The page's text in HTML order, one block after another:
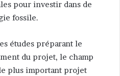
pour investir dans de
fossile.
études préparant le
du projet, le champ
plus important projet